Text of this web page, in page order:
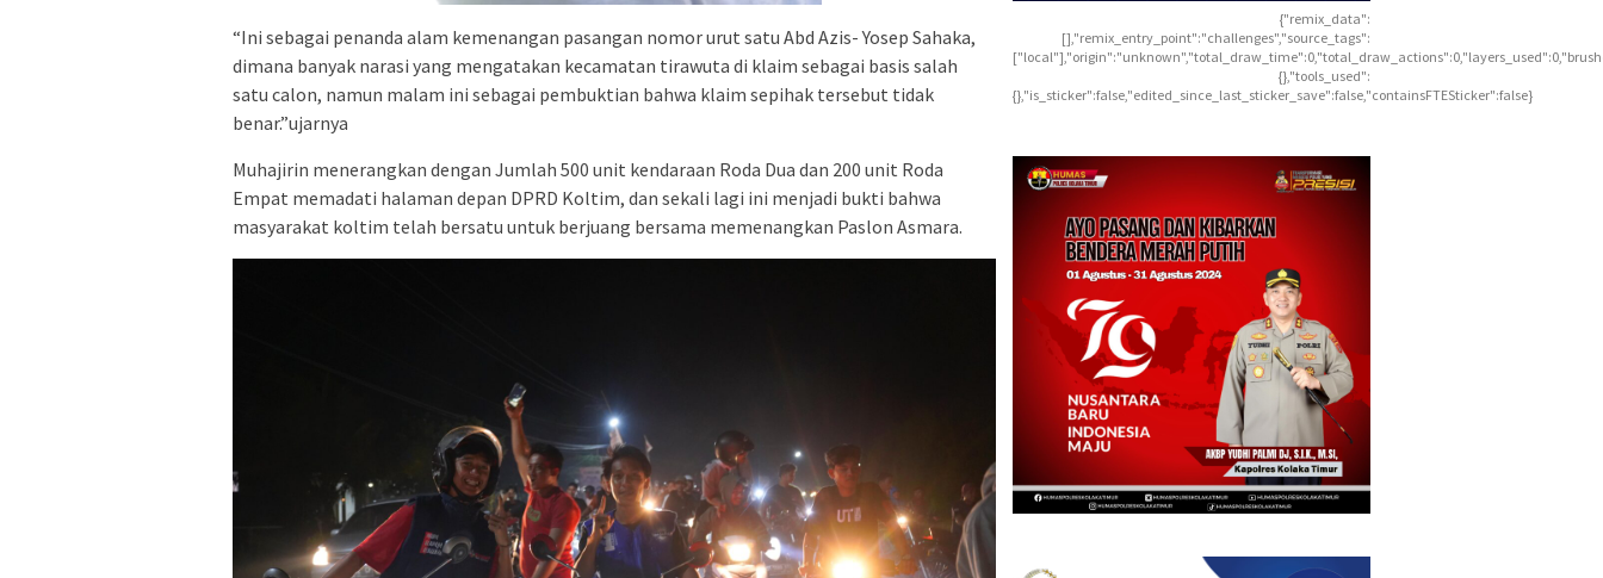
“Ini sebagai penanda alam kemenangan pasangan nomor urut satu Abd Azis- Yosep Sahaka,
dimana banyak narasi yang mengatakan kecamatan tirawuta di klaim sebagai basis salah
satu calon, namun malam ini sebagai pembuktian bahwa klaim sepihak tersebut tidak
benar.”ujarnya
Muhajirin menerangkan dengan Jumlah 500 unit kendaraan Roda Dua dan 200 unit Roda
Empat memadati halaman depan DPRD Koltim, dan sekali lagi ini menjadi bukti bahwa
masyarakat koltim telah bersatu untuk berjuang bersama memenangkan Paslon Asmara.
{"remix_data":
[],"remix_entry_point":"challenges","source_tags":
{},"tools_used":
{},"is_sticker":false,"edited_since_last_sticker_save":false,"containsFTESticker":false}